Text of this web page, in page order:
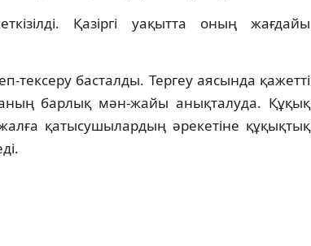
Қазіргі уақытта оның жағдайы
тексеру басталды. Тергеу аясында қажетті
барлық мән-жайы анықталуда. Құқық
қатысушылардың әрекетіне құқықтық